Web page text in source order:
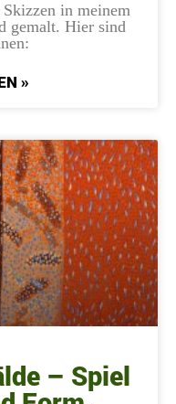
in meinem
gemalt. Hier sind
»
– Spiel